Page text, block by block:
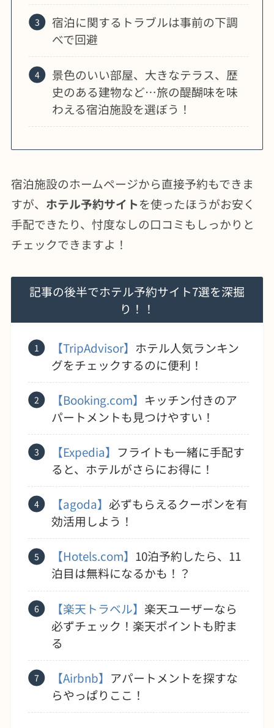
宿泊に関するトラブルは事前の下調
べで回避
景色のいい部屋、大きなテラス、歴
史のある建物など…旅の醍醐味を味
わえる宿泊施設を選ぼう！
宿泊施設のホームページから直接予約もできま
すが、 ホテル予約サイトを使ったほうがお安く
手配できたり、忖度なしの口コミもしっかりと
チェックできますよ！
記事の後半でホテル予約サイト7選を深掘
り！！
【TripAdvisor】 ホテル人気ランキン
グをチェックするのに便利！
【Booking.com】 キッチン付きのア
パートメントも見つけやすい！
【Expedia】 フライトも一緒に手配す
ると、ホテルがさらにお得に！
【agoda】 必ずもらえるクーポンを有
効活用しよう！
【Hotels.com】 10泊予約したら、11
泊目は無料になるかも！？
【楽天トラベル】 楽天ユーザーなら
必ずチェック！楽天ポイントも貯ま
る
【Airbnb】 アパートメントを探すな
らやっぱりここ！